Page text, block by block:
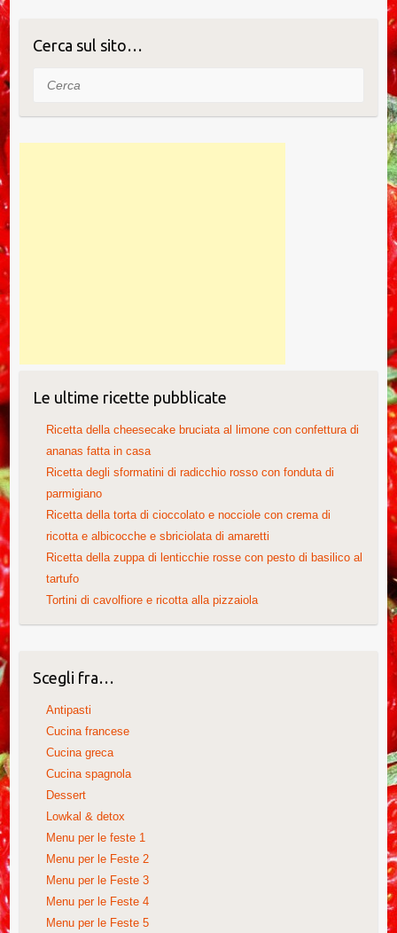
o
Cerca sul sito…
Cerca
Le ultime ricette pubblicate
Ricetta della cheesecake bruciata al limone con confettura di
ananas fatta in casa
Ricetta degli sformatini di radicchio rosso con fonduta di
parmigiano
Ricetta della torta di cioccolato e nocciole con crema di
ricotta e albicocche e sbriciolata di amaretti
Ricetta della zuppa di lenticchie rosse con pesto di basilico al
tartufo
Tortini di cavolfiore e ricotta alla pizzaiola
Scegli fra…
Antipasti
Cucina francese
Cucina greca
Cucina spagnola
Dessert
Lowkal & detox
Menu per le feste 1
Menu per le Feste 2
Menu per le Feste 3
Menu per le Feste 4
Menu per le Feste 5